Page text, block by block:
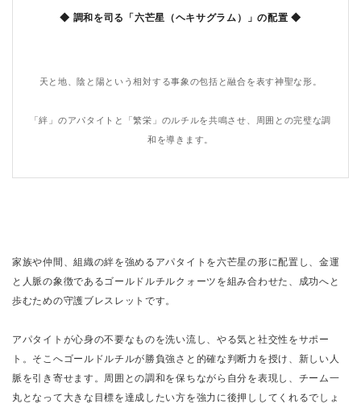
◆ 調和を司る「六芒星（ヘキサグラム）」の配置 ◆
天と地、陰と陽という相対する事象の包括と融合を表す神聖な形。
「絆」のアパタイトと「繁栄」のルチルを共鳴させ、周囲との完璧な調
和を導きます。
家族や仲間、組織の絆を強めるアパタイトを六芒星の形に配置し、金運
と人脈の象徴であるゴールドルチルクォーツを組み合わせた、成功へと
歩むための守護ブレスレットです。
アパタイトが心身の不要なものを洗い流し、やる気と社交性をサポー
ト。そこへゴールドルチルが勝負強さと的確な判断力を授け、新しい人
脈を引き寄せます。周囲との調和を保ちながら自分を表現し、チーム一
丸となって大きな目標を達成したい方を強力に後押ししてくれるでしょ